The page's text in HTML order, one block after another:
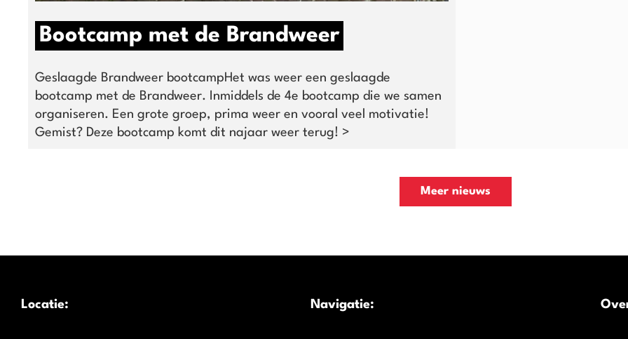
Bootcamp met de Brandweer
Geslaagde Brandweer bootcampHet was weer een geslaagde
bootcamp met de Brandweer. Inmiddels de 4e bootcamp die we samen
organiseren. Een grote groep, prima weer en vooral veel motivatie!
Gemist? Deze bootcamp komt dit najaar weer terug! >
Meer nieuws
Locatie: Navigatie: